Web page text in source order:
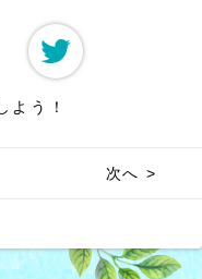
よう！
次へ >